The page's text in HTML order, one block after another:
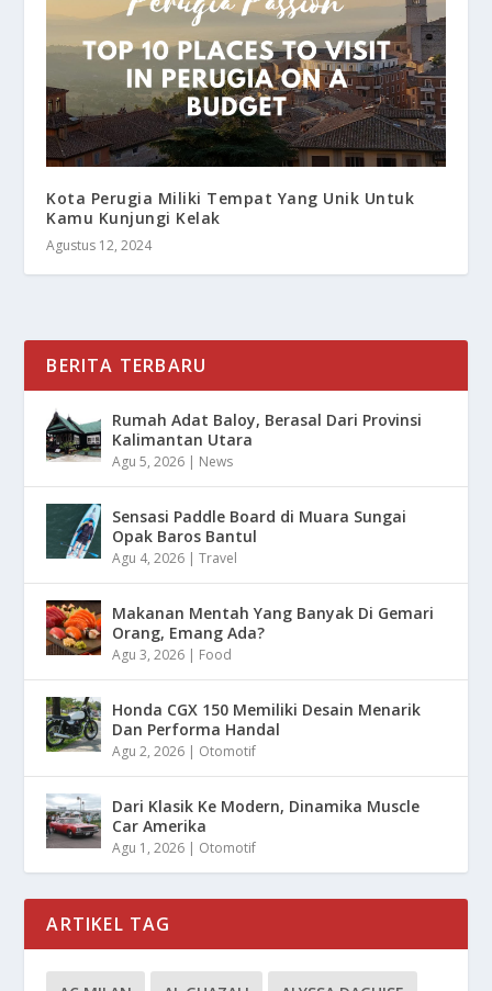
Kota Perugia Miliki Tempat Yang Unik Untuk
Kamu Kunjungi Kelak
Agustus 12, 2024
BERITA TERBARU
Rumah Adat Baloy, Berasal Dari Provinsi
Kalimantan Utara
Agu 5, 2026 | News
Sensasi Paddle Board di Muara Sungai
Opak Baros Bantul
Agu 4, 2026 |Travel
Makanan Mentah Yang Banyak Di Gemari
Orang, Emang Ada?
Agu 3, 2026 | Food
Honda CGX 150 Memiliki Desain Menarik
Dan Performa Handal
Agu 2, 2026 | Otomotif
Dari Klasik Ke Modern, Dinamika Muscle
Car Amerika
Agu 1, 2026 | Otomotif
ARTIKEL TAG